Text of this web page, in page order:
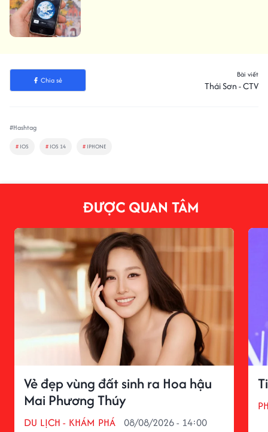
Chia sẻ
Bài viết
Thái Sơn - CTV
#Hashtag
# IOS # IOS 14 # IPHONE
ĐƯỢC QUAN TÂM
Vẻ đẹp vùng đất sinh ra Hoa hậu
Mai Phương Thúy
DU LỊCH - KHÁM PHÁ 08/08/2026 - 14:00